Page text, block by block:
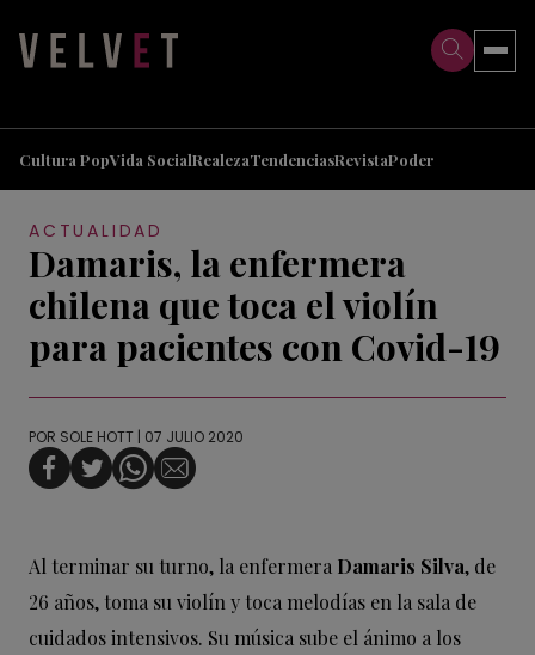
Cultura PopVida SocialRealezaTendenciasRevistaPoder
ACTUALIDAD
Damaris, la enfermera
chilena que toca el violín
para pacientes con Covid-19
POR SOLE HOTT | 07 JULIO 2020
Al terminar su turno, la enfermera Damaris Silva, de
26 años, toma su violín y toca melodías en la sala de
cuidados intensivos. Su música sube el ánimo a los